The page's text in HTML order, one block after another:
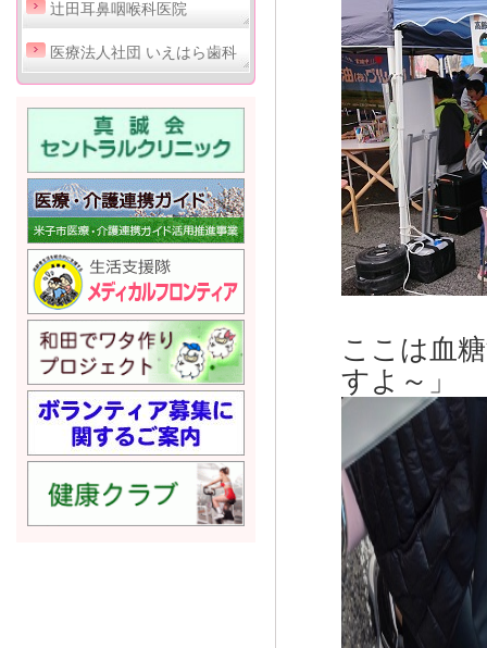
辻田耳鼻咽喉科医院
医療法人社団 いえはら歯科
ここは血
すよ～」